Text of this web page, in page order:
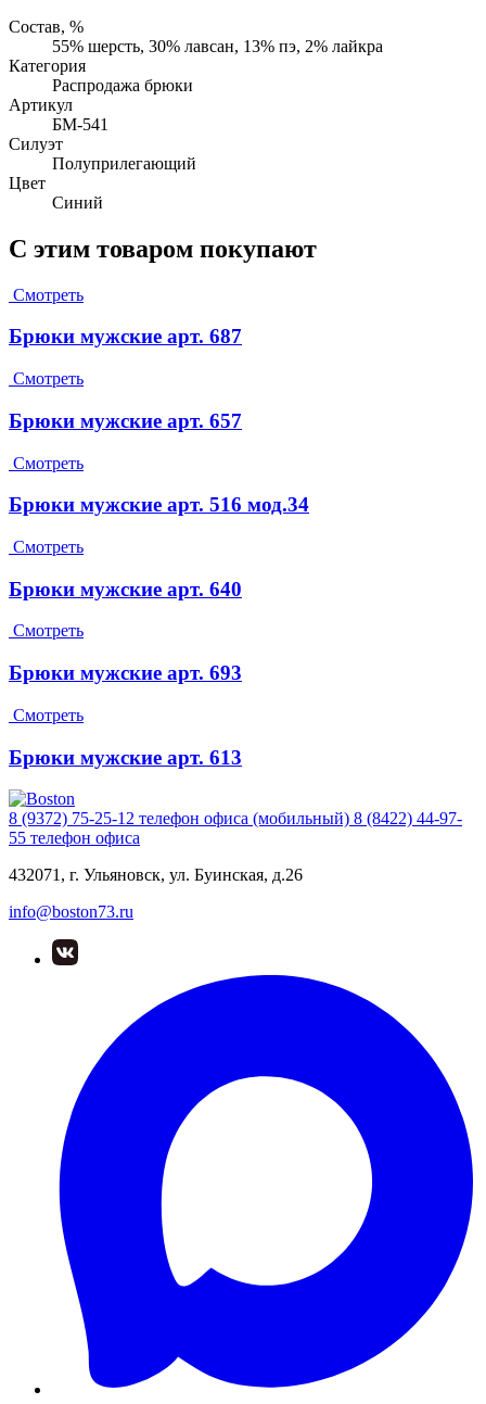
Состав, %
55% шерсть, 30% лавсан, 13% пэ, 2% лайкра
Категория
Распродажа брюки
Артикул
БМ-541
Силуэт
Полуприлегающий
Цвет
Синий
С этим товаром покупают
Смотреть
Брюки мужские арт. 687
Смотреть
Брюки мужские арт. 657
Смотреть
Брюки мужские арт. 516 мод.34
Смотреть
Брюки мужские арт. 640
Смотреть
Брюки мужские арт. 693
Смотреть
Брюки мужские арт. 613
8 (9372) 75-25-12 телефон офиса (мобильный) 8 (8422) 44-97-
55 телефон офиса
432071, г. Ульяновск, ул. Буинская, д.26
info@boston73.ru